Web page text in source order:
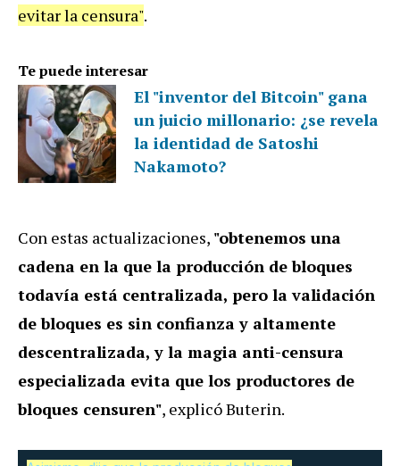
evitar la censura".
Te puede interesar
El "inventor del Bitcoin" gana
un juicio millonario: ¿se revela
la identidad de Satoshi
Nakamoto?
Con estas actualizaciones, "obtenemos una
cadena en la que la producción de bloques
todavía está centralizada, pero la validación
de bloques es sin confianza y altamente
descentralizada, y la magia anti-censura
especializada evita que los productores de
bloques censuren", explicó Buterin.